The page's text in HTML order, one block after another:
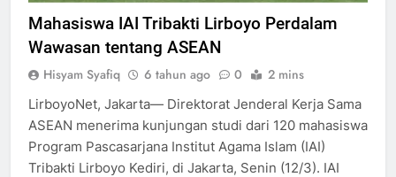
Mahasiswa IAI Tribakti Lirboyo Perdalam
Wawasan tentang ASEAN
Hisyam Syafiq 6 tahun ago 0 2 mins
LirboyoNet, Jakarta— Direktorat Jenderal Kerja Sama
ASEAN menerima kunjungan studi dari 120 mahasiswa
Program Pascasarjana Institut Agama Islam (IAI)
Tribakti Lirboyo Kediri, di Jakarta, Senin (12/3). IAI